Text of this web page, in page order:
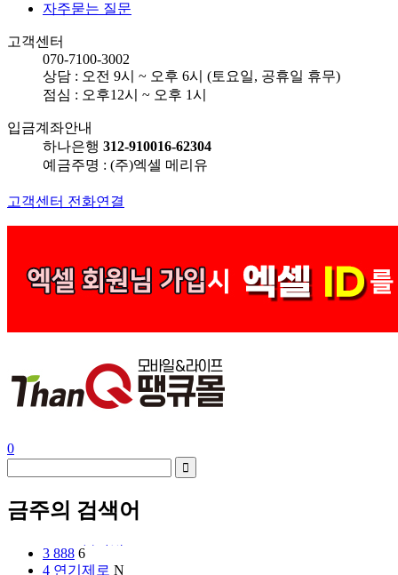
자주묻는 질문
고객센터
070-7100-3002
상담 : 오전 9시 ~ 오후 6시 (토요일, 공휴일 휴무)
점심 : 오후12시 ~ 오후 1시
입금계좌안내
하나은행 312-910016-62304
예금주명 : (주)엑셀 메리유
고객센터 전화연결
0
금주의 검색어
3 888 6
4 연기제로 N